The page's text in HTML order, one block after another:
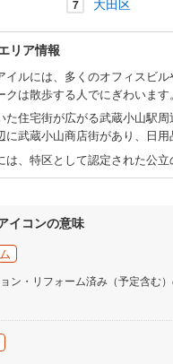
7
リア情報
イルには、多くのオフィスビ
クは散歩する人でにぎわいます。
た住宅街が広がる武蔵小山駅
に武蔵小山商店街があり、日用
は、特区として認定された公
イコンの意味
ン・リフォーム済み（予定含む）